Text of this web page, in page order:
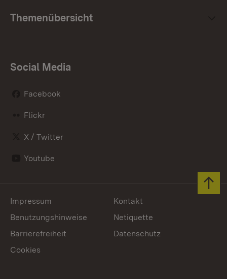
Themenübersicht
Social Media
Facebook
Flickr
X / Twitter
Youtube
Impressum
Kontakt
Benutzungshinweise
Netiquette
Barrierefreiheit
Datenschutz
Cookies